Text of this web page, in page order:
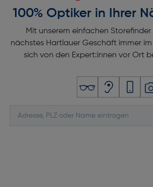
100% Optiker in Ihrer
Mit unserem einfachen Storefinder
nächstes Hartlauer Geschäft immer
sich von den Expert:innen vor Ort